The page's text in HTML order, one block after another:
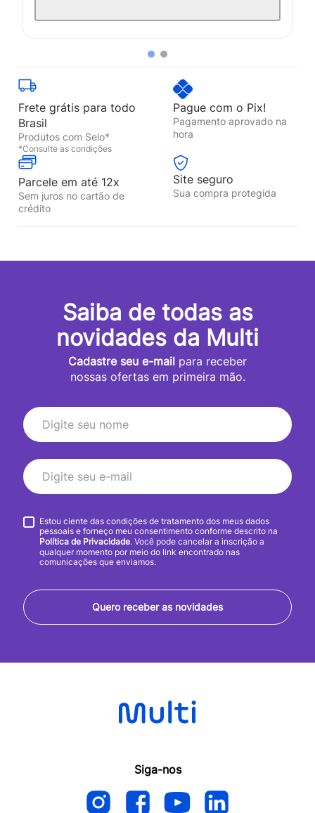
Frete grátis para todo
Brasil
Produtos com Selo*
*Consulte as condições
Pague com o Pix!
Pagamento aprovado na
hora
Parcele em até 12x
Sem juros no cartão de
crédito
Site seguro
Sua compra protegida
Saiba de todas as
novidades da Multi
Cadastre seu e-mail para receber
nossas ofertas em primeira mão.
Quero receber as novidades
Estou ciente das condições de tratamento dos meus dados
pessoais e forneço meu consentimento conforme descrito na
Política de Privacidade. Você pode cancelar a inscrição a
qualquer momento por meio do link encontrado nas
comunicações que enviamos.
Siga-nos